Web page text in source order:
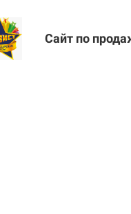
Сайт по